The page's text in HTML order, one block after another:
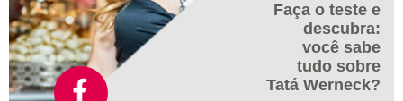
Faça o teste e
descubra:
você sabe
tudo sobre
Tatá Werneck?